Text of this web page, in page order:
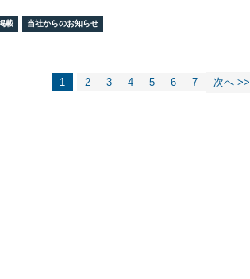
載 当社からのお知らせ
1 2 3 4 5 6 7 次へ >>